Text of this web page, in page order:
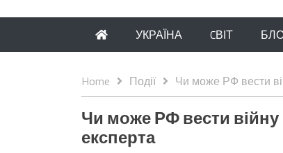
УКРАЇНА CВІТ
Home Події Чи може РФ вести
Чи може РФ вести війну
експерта